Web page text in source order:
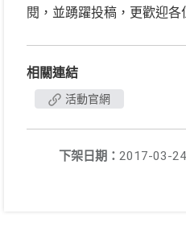
閱，並踴躍投稿，更歡迎各
相關連結
活動官網
下架日期： 2017-03-24